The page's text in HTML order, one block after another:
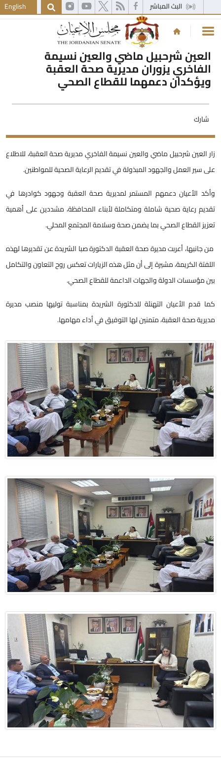
English
العين شرحبيل ماضي والعين نسيمة
الفاخري يزوران مديرية صحة العقبة
ويؤكدان دعمهما للقطاع الصحي
شارك
زار العين شرحبيل ماضي والعين نسيمة الفاخري مديرية صحة العقبة، للاطلاع
على سير العمل والجهود المبذولة في تقديم الرعاية الصحية للمواطنين.
وأكد الأعيان دعمهم المستمر لمديرية صحة العقبة وجهود كوادرها في
تقديم رعاية صحية شاملة ومتكاملة لأبناء المحافظة، مشددين على أهمية
تعزيز القطاع الصحي بما يضمن صحة وسلامة المجتمع المحلي.
من جانبها، أعربت مديرة صحة العقبة الدكتورة صبا الشريدة عن تقديرها لهذه
اللفتة الكريمة، مشيرة إلى أن مثل هذه الزيارات تعكس روح التعاون والتكامل
بين مؤسسات الدولة والجهات الداعمة للقطاع الصحي.
كما قدم الأعيان التهنئة للدكتورة الشريدة بمناسبة توليها منصب مديرة
مديرية صحة العقبة، متمنين لها التوفيق في أداء مهامها.